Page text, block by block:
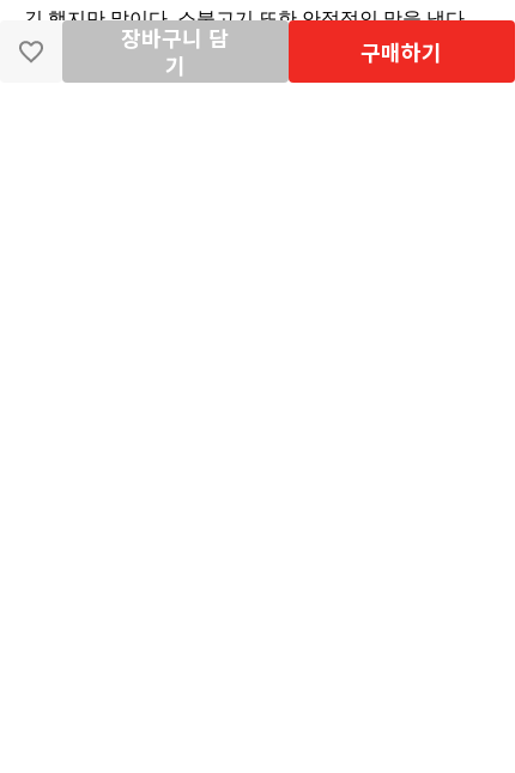
긴 했지만 말이다. 소불고기 또한 안정적인 맛을 냈다.
장바구니 담
기
구매하기